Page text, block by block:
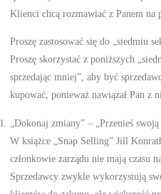
Klienci chcą rozmawiać z Panem
Proszę zastosować się do „siedmiu
Proszę skorzystać z poniższych
sprzedając mniej”, aby być
kupować, ponieważ nawiązał Pan z
„Dokonaj zmiany” – „Przenieś
W książce „Snap Selling” Jill
członkowie zarządu nie mają czasu
Sprzedawcy zwykle wykorzystują